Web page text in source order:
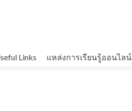
Links แหล่งการเรียนรู้ออนไลน์